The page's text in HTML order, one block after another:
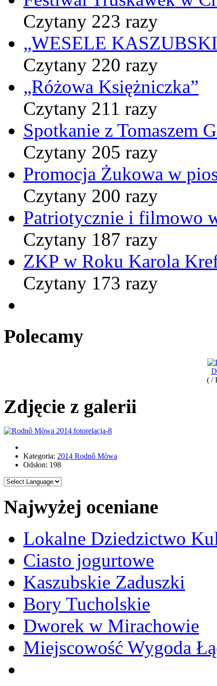
Czytany 223 razy
„WESELE
Czytany 220 razy
„Różowa Księżniczka”
Czytany 211 razy
Spotkanie z Tomaszem
Czytany 205 razy
Promocja Żukowa w
Czytany 200 razy
Patriotycznie i filmowo
Czytany 187 razy
ZKP w Roku Karola
Czytany 173 razy
Polecamy
( /
Zdjęcie z galerii
Kategoria: 2014 Rodnô Mòwa
Odsłon: 198
Najwyżej oceniane
Lokalne Dziedzictwo
Ciasto jogurtowe
Kaszubskie Zaduszki
Bory Tucholskie
Dworek w Mirachowie
Miejscowość Wygoda